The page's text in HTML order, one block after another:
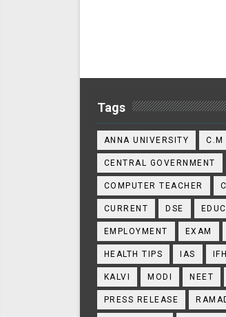
Tags
ANNA UNIVERSITY C.M
CENTRAL GOVERNMENT
COMPUTER TEACHER
CURRENT DSE
EMPLOYMENT EXAM
HEALTH TIPS IAS
KALVI MODI NEET
PRESS RELEASE